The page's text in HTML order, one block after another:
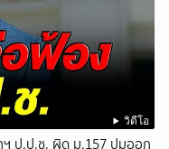
วิดีโอ
ฯ ป.ป.ช. ผิด ม.157 ปมออก